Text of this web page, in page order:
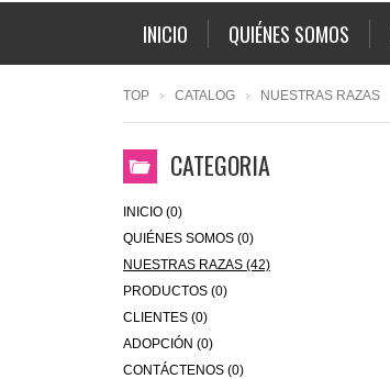
INICIO QUIÉNES SOMOS
TOP CATALOG NUESTRAS RAZAS
CATEGORIA
INICIO (0)
QUIÉNES SOMOS (0)
NUESTRAS RAZAS (42)
PRODUCTOS (0)
CLIENTES (0)
ADOPCIÓN (0)
CONTÁCTENOS (0)